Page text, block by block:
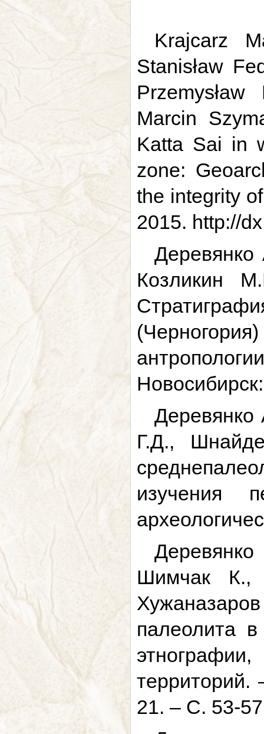
Krajcarz
Stanisław
Marcin
Katta Sai in
zone:
the integrity
2015. http://
Козликин
Г.Д.,
изучения
Шимчак
палеолита
21. – С. 53-